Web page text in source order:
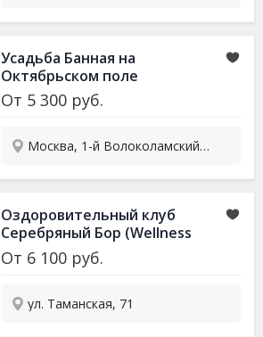
Усадьба Банная на
Октябрьском поле
От 5 300 руб.
Москва, 1-й Волоколамский проезд, 2А
Оздоровительный клуб
Серебряный Бор (Wellness
Club)
От 6 100 руб.
ул. Таманская, 71